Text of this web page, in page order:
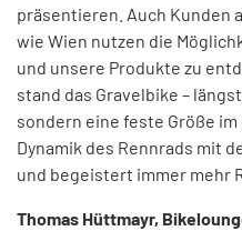
präsentieren. Auch Kunden
wie Wien nutzen die
und unsere Produkte zu
stand das Gravelbike –
sondern eine feste Größe
Dynamik des Rennrads mit
und begeistert immer mehr
Thomas Hüttmayr,